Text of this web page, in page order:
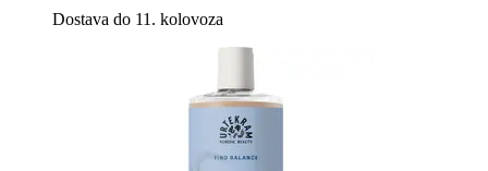
Dostava do 11. kolovoza